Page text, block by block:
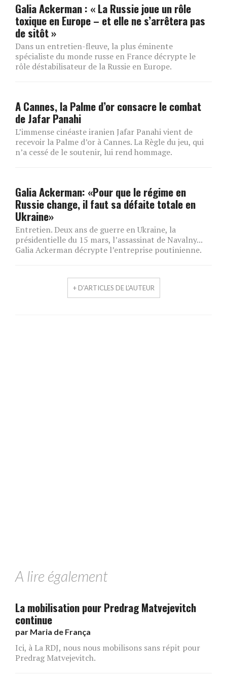
Galia Ackerman : « La Russie joue un rôle
toxique en Europe – et elle ne s’arrêtera pas
de sitôt »
Dans un entretien-fleuve, la plus éminente
spécialiste du monde russe en France décrypte le
rôle déstabilisateur de la Russie en Europe.
A Cannes, la Palme d’or consacre le combat
de Jafar Panahi
L’immense cinéaste iranien Jafar Panahi vient de
recevoir la Palme d’or à Cannes. La Règle du jeu, qui
n’a cessé de le soutenir, lui rend hommage.
Galia Ackerman: «Pour que le régime en
Russie change, il faut sa défaite totale en
Ukraine»
Entretien. Deux ans de guerre en Ukraine, la
présidentielle du 15 mars, l’assassinat de Navalny...
Galia Ackerman décrypte l’entreprise poutinienne.
+ D'ARTICLES DE L'AUTEUR
A lire également
La mobilisation pour Predrag Matvejevitch
continue
par Maria de França
Ici, à La RDJ, nous nous mobilisons sans répit pour
Predrag Matvejevitch.